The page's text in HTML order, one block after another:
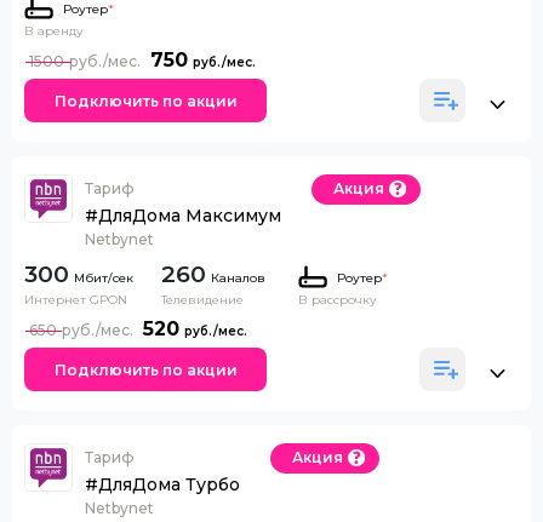
Роутер*
В аренду
750
1500
Подключить по акции
Тариф
#ДляДома Максимум
Netbynet
Акция
300
Интернет GPON
260 Каналов
Телевидение
Роутер*
В рассрочку
520
650
Подключить по акции
Тариф
#ДляДома Турбо
Netbynet
Акция